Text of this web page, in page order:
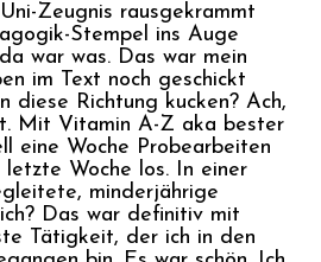
Zeugnis rausgekrammt
Stempel ins Auge
war was. Das war mein
im Text noch geschickt
diese Richtung kucken? Ach,
Mit Vitamin A-Z aka bester
eine Woche Probearbeiten
Woche los. In einer
minderjährige
Das war definitiv mit
Tätigkeit, der ich in den